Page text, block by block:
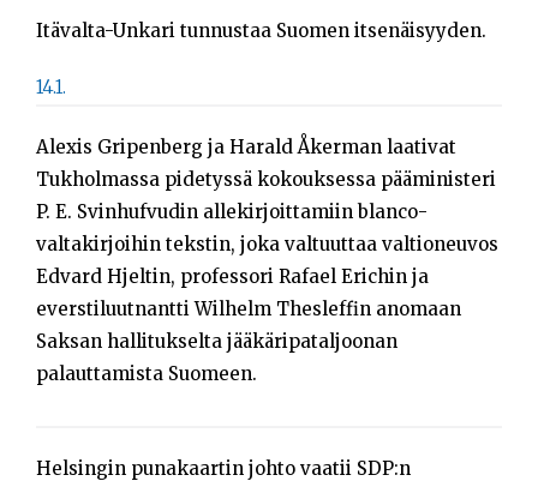
Itävalta-Unkari tunnustaa Suomen itsenäisyyden.
14.1.
Alexis Gripenberg ja Harald Åkerman laativat
Tukholmassa pidetyssä kokouksessa pääministeri
P. E. Svinhufvudin allekirjoittamiin blanco-
valtakirjoihin tekstin, joka valtuuttaa valtioneuvos
Edvard Hjeltin, professori Rafael Erichin ja
everstiluutnantti Wilhelm Thesleffin anomaan
Saksan hallitukselta jääkäripataljoonan
palauttamista Suomeen.
Helsingin punakaartin johto vaatii SDP:n